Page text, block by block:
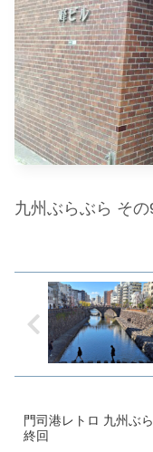
九州ぶらぶら そ
門司港レトロ 九州ぶ
終回